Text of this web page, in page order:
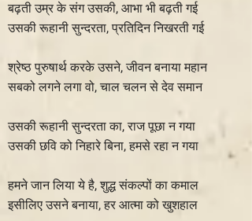
बढ़ती उम्र के संग उसकी, आभा भी बढ़ती गई
उसकी रूहानी सुन्दरता, प्रतिदिन निखरती गई
श्रेष्ठ पुरुषार्थ करके उसने, जीवन बनाया महान
सबको लगने लगा वो, चाल चलन से देव समान
उसकी रूहानी सुन्दरता का, राज पूछा न गया
उसकी छवि को निहारे बिना, हमसे रहा न गया
हमने जान लिया ये है, शुद्ध संकल्पों का कमाल
इसीलिए उसने बनाया, हर आत्मा को खुशहाल